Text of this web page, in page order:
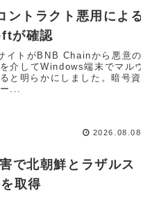
トラクト悪用によ
が確認
イトがBNB Chainから悪意の
介してWindows端末でマル
と明らかにしました。暗号資
...
2026.08.08
で北朝鮮とラザルス
取得